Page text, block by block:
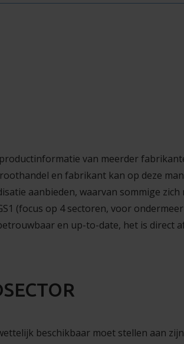
van meerder
en fabrikant kan op deze
aanbieden, waarvan sommige
(focus op 4 sectoren, voor ondermeer
en up-to-date, het is direct
beschikbaar moet stellen aan